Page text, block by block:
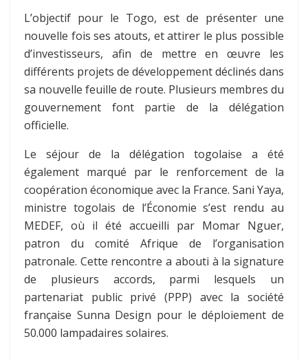
L’objectif pour le Togo, est de présenter une
nouvelle fois ses atouts, et attirer le plus possible
d’investisseurs, afin de mettre en œuvre les
différents projets de développement déclinés dans
sa nouvelle feuille de route. Plusieurs membres du
gouvernement font partie de la délégation
officielle.
Le séjour de la délégation togolaise a été
également marqué par le renforcement de la
coopération économique avec la France. Sani Yaya,
ministre togolais de l’Économie s’est rendu au
MEDEF, où il été accueilli par Momar Nguer,
patron du comité Afrique de l’organisation
patronale. Cette rencontre a abouti à la signature
de plusieurs accords, parmi lesquels un
partenariat public privé (PPP) avec la société
française Sunna Design pour le déploiement de
50.000 lampadaires solaires.